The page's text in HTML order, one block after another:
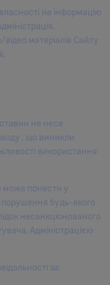
на інформацію
матеріалів Сайту
не несе
, що виникли
використання
може понести у
будь-якого
несанкціонованого
Адміністрацією
за:
глазурь.
на основе